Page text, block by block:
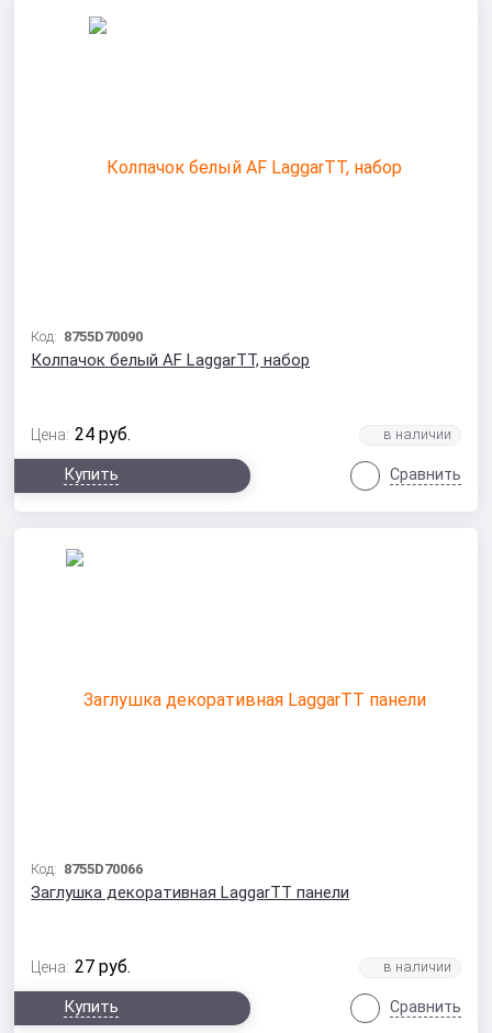
Код: 8755D70090
Колпачок белый AF LaggarTT, набор
Цена: 24 руб.
Купить Сравнить
Код: 8755D70066
Заглушка декоративная LaggarTT панели
Цена: 27 руб.
Купить Сравнить